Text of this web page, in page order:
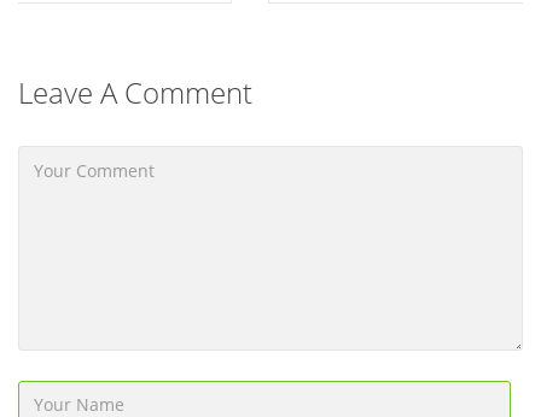
Leave A Comment